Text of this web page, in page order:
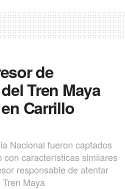
de
Tren Maya
Carrillo
Nacional fueron captados
con características similares
responsable de atentar
Maya